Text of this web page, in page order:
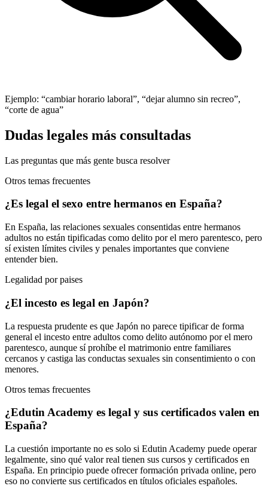
Ejemplo: “cambiar horario laboral”, “dejar alumno sin recreo”,
“corte de agua”
Dudas legales más consultadas
Las preguntas que más gente busca resolver
Otros temas frecuentes
¿Es legal el sexo entre hermanos en España?
En España, las relaciones sexuales consentidas entre hermanos
adultos no están tipificadas como delito por el mero parentesco, pero
sí existen límites civiles y penales importantes que conviene
entender bien.
Legalidad por paises
¿El incesto es legal en Japón?
La respuesta prudente es que Japón no parece tipificar de forma
general el incesto entre adultos como delito autónomo por el mero
parentesco, aunque sí prohíbe el matrimonio entre familiares
cercanos y castiga las conductas sexuales sin consentimiento o con
menores.
Otros temas frecuentes
¿Edutin Academy es legal y sus certificados valen en
España?
La cuestión importante no es solo si Edutin Academy puede operar
legalmente, sino qué valor real tienen sus cursos y certificados en
España. En principio puede ofrecer formación privada online, pero
eso no convierte sus certificados en títulos oficiales españoles.